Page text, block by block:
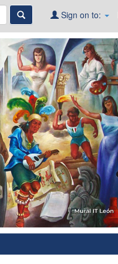
Sign on to: